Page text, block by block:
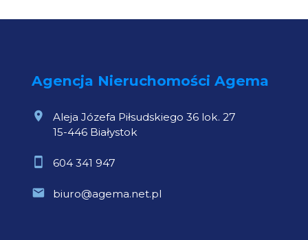
Agencja Nieruchomości Agema
Aleja Józefa Piłsudskiego 36 lok. 27
15-446 Białystok
604 341 947
biuro@agema.net.pl